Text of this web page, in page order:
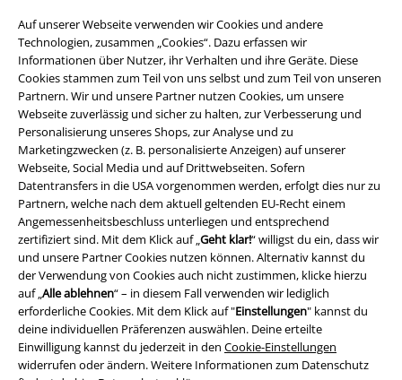
Auf unserer Webseite verwenden wir Cookies und andere
Technologien, zusammen „Cookies“. Dazu erfassen wir
Informationen über Nutzer, ihr Verhalten und ihre Geräte. Diese
Cookies stammen zum Teil von uns selbst und zum Teil von unseren
Partnern. Wir und unsere Partner nutzen Cookies, um unsere
Webseite zuverlässig und sicher zu halten, zur Verbesserung und
Personalisierung unseres Shops, zur Analyse und zu
Marketingzwecken (z. B. personalisierte Anzeigen) auf unserer
Webseite, Social Media und auf Drittwebseiten. Sofern
Datentransfers in die USA vorgenommen werden, erfolgt dies nur zu
Partnern, welche nach dem aktuell geltenden EU-Recht einem
Angemessenheitsbeschluss unterliegen und entsprechend
zertifiziert sind. Mit dem Klick auf „Geht klar!“ willigst du ein, dass wir
und unsere Partner Cookies nutzen können. Alternativ kannst du
der Verwendung von Cookies auch nicht zustimmen, klicke hierzu
auf „Alle ablehnen“ – in diesem Fall verwenden wir lediglich
erforderliche Cookies. Mit dem Klick auf "Einstellungen" kannst du
deine individuellen Präferenzen auswählen. Deine erteilte
Einwilligung kannst du jederzeit in den Cookie-Einstellungen
widerrufen oder ändern. Weitere Informationen zum Datenschutz
Rechtliches
AGB
Impressum
Datenschutz
Entsorgung und Umweltschutz